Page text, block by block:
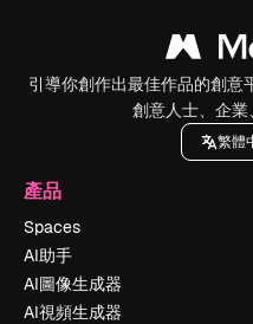
引導你創作出最佳作品的創意
創意人士、企業
繁體
產品
Spaces
AI助手
AI圖像生成器
AI視頻生成器